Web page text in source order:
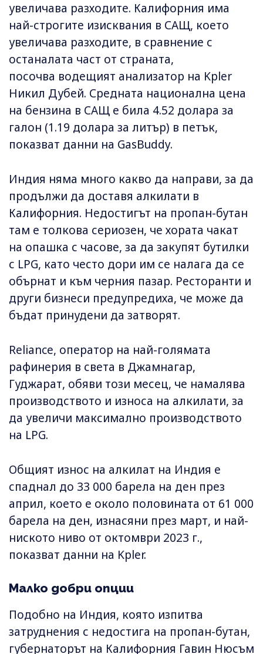
увеличава разходите. Калифорния има
най-строгите изисквания в САЩ, което
увеличава разходите, в сравнение с
останалата част от страната,
посочва водещият анализатор на Kpler
Никил Дубей. Средната национална цена
на бензина в САЩ е била 4.52 долара за
галон (1.19 долара за литър) в петък,
показват данни на GasBuddy.
Индия няма много какво да направи, за да
продължи да доставя алкилати в
Калифорния. Недостигът на пропан-бутан
там е толкова сериозен, че хората чакат
на опашка с часове, за да закупят бутилки
с LPG, като често дори им се налага да се
обърнат и към черния пазар. Ресторанти и
други бизнеси предупредиха, че може да
бъдат принудени да затворят.
Reliance, оператор на най-голямата
рафинерия в света в Джамнагар,
Гуджарат, обяви този месец, че намалява
производството и износа на алкилати, за
да увеличи максимално производството
на LPG.
Общият износ на алкилат на Индия е
спаднал до 33 000 барела на ден през
април, което е около половината от 61 000
барела на ден, изнасяни през март, и най-
ниското ниво от октомври 2023 г.,
показват данни на Kpler.
Малко добри опции
Подобно на Индия, която изпитва
затруднения с недостига на пропан-бутан,
губернаторът на Калифорния Гавин Нюсъм